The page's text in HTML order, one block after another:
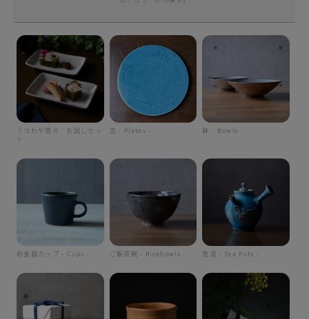
うつわや悠々 お試しセッ
ト
皿 - Plates - 鉢 - Bowls -
和食器カップ - Cups - ご飯茶碗 - Ricebowls - 急須 - Tea Pots -